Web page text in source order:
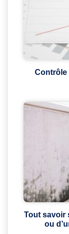
Contrôle
Tout savoir
ou